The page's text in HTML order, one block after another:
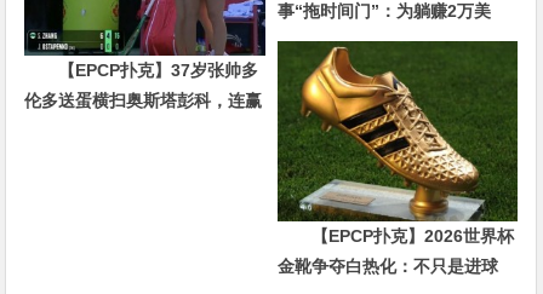
【EPCP扑克】37岁张帅多
伦多送蛋横扫奥斯塔彭科，连赢
事“拖时间门”：为躺赚2万美
金，他磨了整整17分钟
【EPCP扑克】2026世界杯
金靴争夺白热化：不只是进球